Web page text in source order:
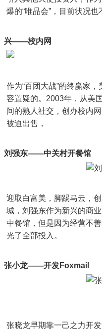
爆的“唯品会”，目前状况也
兴——校内网
作为“百团大战”的终赢家
容置疑的。2003年，从美
间的熟人社交，创办校内
被迫出售，
刘强东——中关村开餐馆
迎取白富美，脚踢马云，
城，刘强东作为新兴的商
中餐馆，但是因为经营不
光了全部投入。
张小龙——开发Foxmail
张晓龙早期靠一己之力开